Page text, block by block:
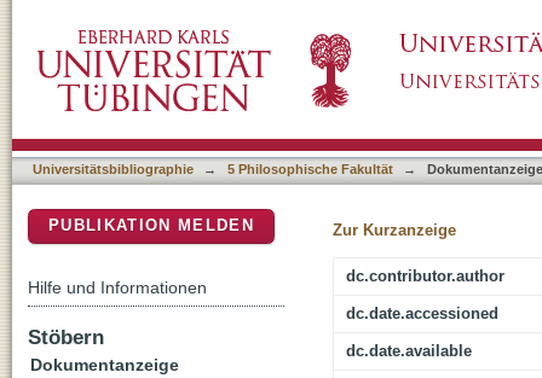
science
Universitätsbibliographie → 5 Philosophische Fakultät → Dokumentanzeige
Zur Kurzanzeige
dc.contributor.author
dc.date.accessioned
dc.date.available
PUBLIKATION MELDEN
Hilfe und Informationen
Stöbern
Dokumentanzeige